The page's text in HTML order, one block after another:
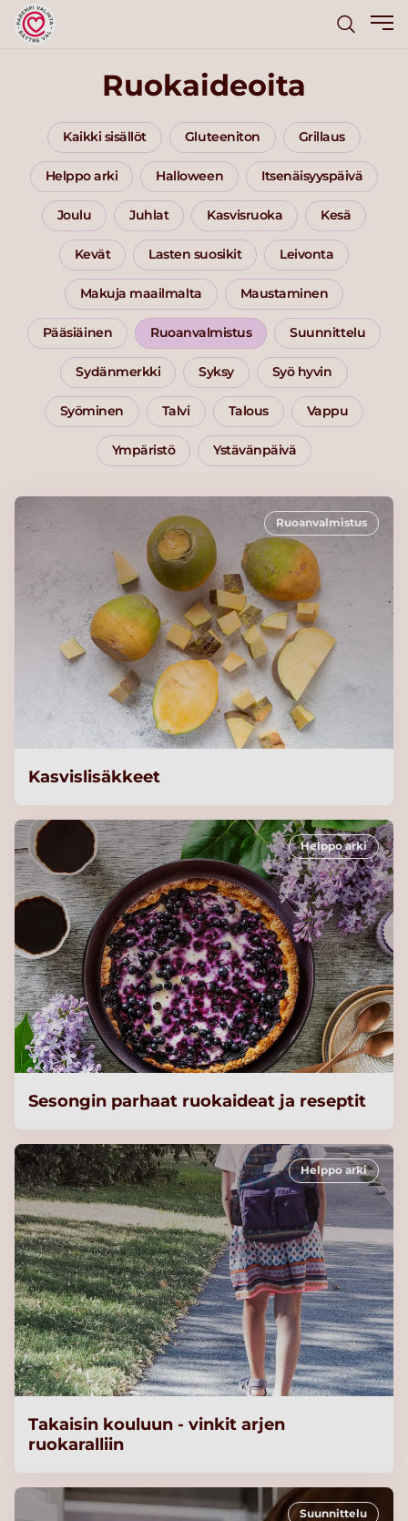
Ruokaideoita
Kaikki sisällöt Gluteeniton Grillaus
Helppo arki Halloween Itsenäisyyspäivä
Joulu Juhlat Kasvisruoka Kesä
Kevät Lasten suosikit Leivonta
Makuja maailmalta Maustaminen
Pääsiäinen Ruoanvalmistus Suunnittelu
Sydänmerkki Syksy Syö hyvin
Syöminen Talvi Talous Vappu
Ympäristö Ystävänpäivä
Ruoanvalmistus
Kasvislisäkkeet
Helppo arki
Sesongin parhaat ruokaideat ja reseptit
Helppo arki
Takaisin kouluun - vinkit arjen
ruokaralliin
Suunnittelu